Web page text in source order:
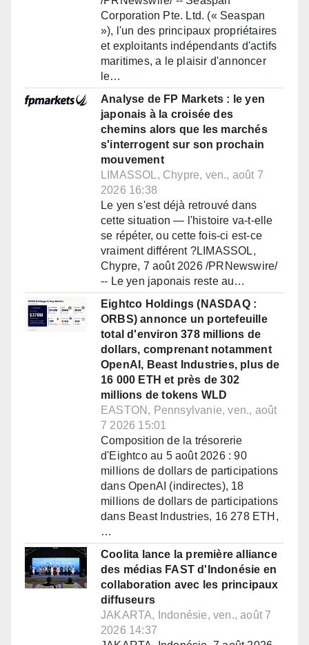
Corporation Pte. Ltd. (« Seaspan
»), l'un des principaux propriétaires
et exploitants indépendants d'actifs
maritimes, a le plaisir d'annoncer
le…
Analyse de FP Markets : le yen
japonais à la croisée des
chemins alors que les marchés
s'interrogent sur son prochain
mouvement
LIMASSOL, Chypre, ven., août 7
2026 16:38
Le yen s'est déjà retrouvé dans
cette situation — l'histoire va-t-elle
se répéter, ou cette fois-ci est-ce
vraiment différent ?LIMASSOL,
Chypre, 7 août 2026 /PRNewswire/
-- Le yen japonais reste au…
Eightco Holdings (NASDAQ :
ORBS) annonce un portefeuille
total d'environ 378 millions de
dollars, comprenant notamment
OpenAI, Beast Industries, plus de
16 000 ETH et près de 302
millions de tokens WLD
EASTON, Pennsylvanie, ven., août
7 2026 15:01
Composition de la trésorerie
d'Eightco au 5 août 2026 : 90
millions de dollars de participations
dans OpenAI (indirectes), 18
millions de dollars de participations
dans Beast Industries, 16 278 ETH,
…
Coolita lance la première alliance
des médias FAST d'Indonésie en
collaboration avec les principaux
diffuseurs
JAKARTA, Indonésie, ven., août 7
2026 14:37